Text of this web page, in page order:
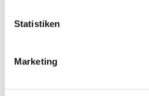
Statistiken
Marketing